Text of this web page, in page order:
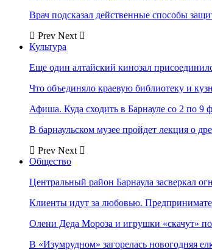
Врач подсказал действенные способы
Prev Next
Культура
Еще один алтайский кинозал
Что объединяло краевую библиотеку и
Афиша. Куда сходить в Барнауле со 2 по 9
В барнаульском музее пройдет лекция о
Prev Next
Общество
Центральный район Барнаула засверкал
Клиенты идут за любовью.
Олени Деда Мороза и игрушки «скачут»
В «Изумрудном» загорелась новогодняя